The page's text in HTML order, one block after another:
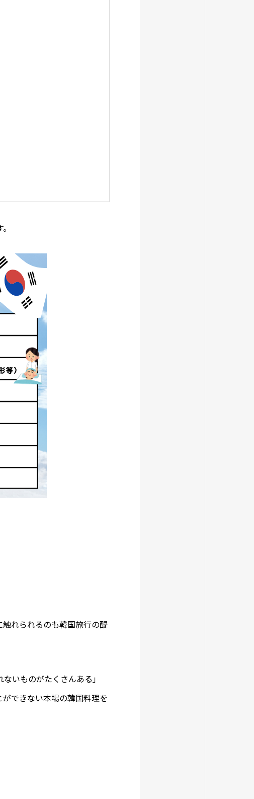
れられるのも韓国旅行の醍
いものがたくさんある」
できない本場の韓国料理を